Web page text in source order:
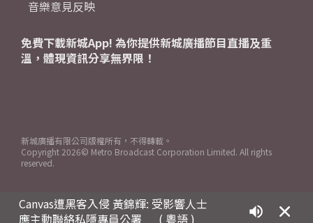
Canvas遭黑客入侵 黃錦輝: 受影響人士
應主動聯絡私隱專員公署
( 粵語 )
音樂意見反映
免費下載新城App! 為你提供新城廣播節目直播及重
溫，體現資訊分享無界限！
新城廣播有限公司版權所有，不得轉載。
Copyright 2026© Metro Broadcast Corporation Limited. All rights
reserved.